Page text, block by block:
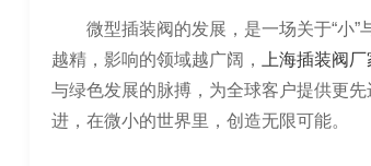
微型插装阀的发展，是一场关于“小
越精，影响的领域越广阔，
上海插装阀厂
与绿色发展的脉搏，为全球客户提供更
进，在微小的世界里，创造无限可能。